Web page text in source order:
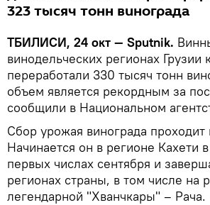
323 тысяч тонн винограда
ТБИЛИСИ, 24 окт — Sputnik.
винодельческих регионах Грузии
переработали 330 тысяч тонн
объем является рекордным за
сообщили в Национальном
Сбор урожая винограда проходит
Начинается он в регионе Кахети
первых числах сентября и
регионах страны, в том числе на
легендарной "Хванчкары" – Рача.